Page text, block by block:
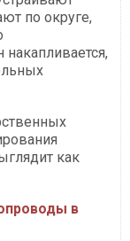
по округе,
как
в